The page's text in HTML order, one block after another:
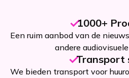
1000+
Een ruim aanbod van de
andere
Transport
We bieden transport voor